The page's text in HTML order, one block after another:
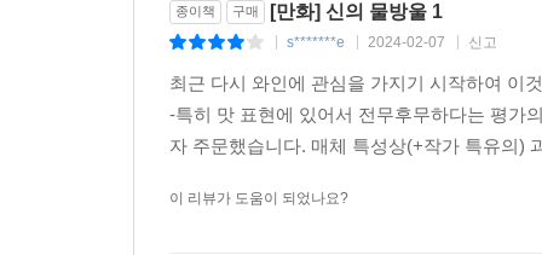
종이책 구매 [만화] 신의 물방울 1
s*******e 2024-02-07 신고
최근 다시 와인에 관심을 가지기 시작하여 이
-특히 맛 표현에 있어서 전무후무하다는 평가
자 주문했습니다. 매체 특성상(+작가 특유의)
이 리뷰가 도움이 되었나요?